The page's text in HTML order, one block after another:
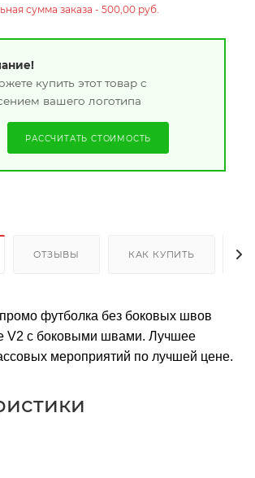
сумма заказа - 500,00 руб.
купить этот товар с
вашего логотипа
РАССЧИТАТЬ СТОИМОСТЬ
ОТЗЫВЫ КАК КУПИТЬ
футболка без боковых швов
V2 с боковыми швами. Лучшее
мероприятий по лучшей цене.